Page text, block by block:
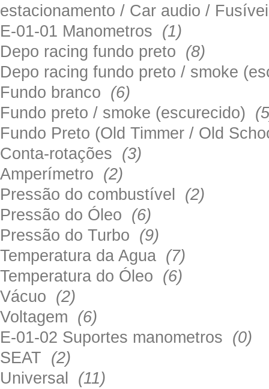
estacionamento / Car audio /
E-01-01 Manometros (1)
Depo racing fundo preto (8)
Depo racing fundo preto / smoke
Fundo branco (6)
Fundo preto / smoke (escurecido)
Fundo Preto (Old Timmer / Old
Conta-rotações (3)
Amperímetro (2)
Pressão do combustível (2)
Pressão do Óleo (6)
Pressão do Turbo (9)
Temperatura da Agua (7)
Temperatura do Óleo (6)
Vácuo (2)
Voltagem (6)
E-01-02 Suportes manometros (0)
SEAT (2)
Universal (11)